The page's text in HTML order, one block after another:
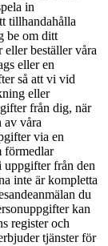
in
tillhandahålla
be om ditt
eller beställer våra
eller en
så att vi vid
eller
från dig, när
av våra
via en
förmedlar
från den
inte är kompletta
du
kan
register och
tjänster för